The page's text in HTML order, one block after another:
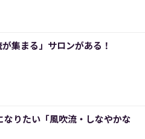
集まる」サロンがある！
なりたい「風吹流・しなやかな